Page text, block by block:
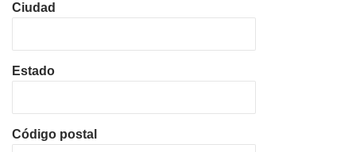
Ciudad
Estado
Código postal